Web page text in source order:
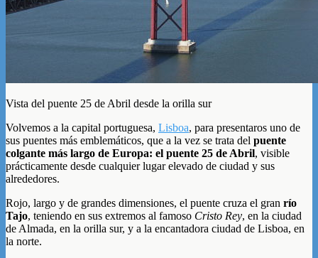
Vista del puente 25 de Abril desde la orilla sur
Volvemos a la capital portuguesa, Lisboa, para presentaros uno de
sus puentes más emblemáticos, que a la vez se trata del puente
colgante más largo de Europa: el puente 25 de Abril, visible
prácticamente desde cualquier lugar elevado de ciudad y sus
alrededores.
Rojo, largo y de grandes dimensiones, el puente cruza el gran río
Tajo, teniendo en sus extremos al famoso Cristo Rey, en la ciudad
de Almada, en la orilla sur, y a la encantadora ciudad de Lisboa, en
la norte.